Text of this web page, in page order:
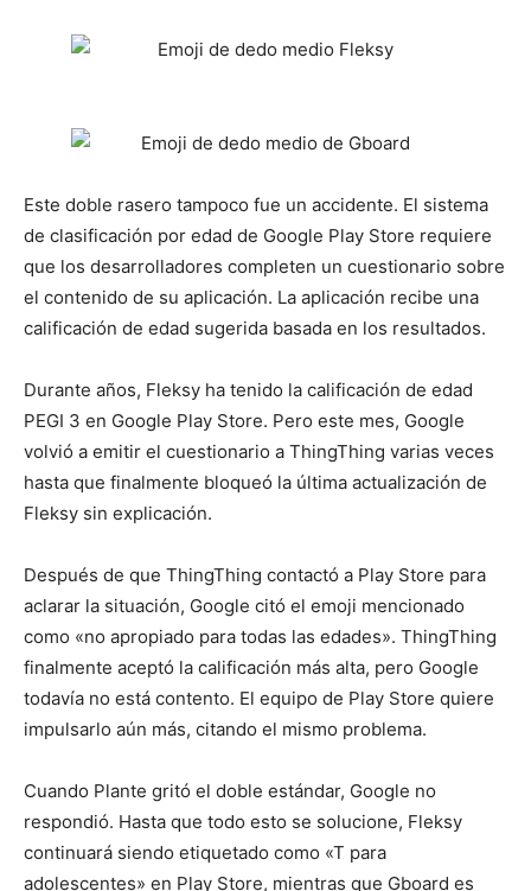
Este doble rasero tampoco fue un accidente. El sistema
de clasificación por edad de Google Play Store requiere
que los desarrolladores completen un cuestionario sobre
el contenido de su aplicación. La aplicación recibe una
calificación de edad sugerida basada en los resultados.
Durante años, Fleksy ha tenido la calificación de edad
PEGI 3 en Google Play Store. Pero este mes, Google
volvió a emitir el cuestionario a ThingThing varias veces
hasta que finalmente bloqueó la última actualización de
Fleksy sin explicación.
Después de que ThingThing contactó a Play Store para
aclarar la situación, Google citó el emoji mencionado
como «no apropiado para todas las edades». ThingThing
finalmente aceptó la calificación más alta, pero Google
todavía no está contento. El equipo de Play Store quiere
impulsarlo aún más, citando el mismo problema.
Cuando Plante gritó el doble estándar, Google no
respondió. Hasta que todo esto se solucione, Fleksy
continuará siendo etiquetado como «T para
adolescentes» en Play Store, mientras que Gboard es